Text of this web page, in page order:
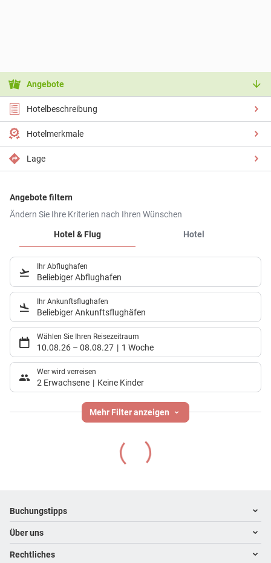
Angebote
Hotelbeschreibung
Hotelmerkmale
Lage
Angebote filtern
Ändern Sie Ihre Kriterien nach Ihren Wünschen
Hotel & Flug
Hotel
Ihr Abflughafen
Beliebiger Abflughafen
Ihr Ankunftsflughafen
Beliebiger Ankunftsflughäfen
Wählen Sie Ihren Reisezeitraum
10.08.26 – 08.08.27 1 Woche
Wer wird verreisen
2 Erwachsene Keine Kinder
Mehr Filter anzeigen
Footer navigation
Buchungstipps
Warum im Reisebüro buchen
Hoteltipps
Über uns
Kontakt
Rechtliches